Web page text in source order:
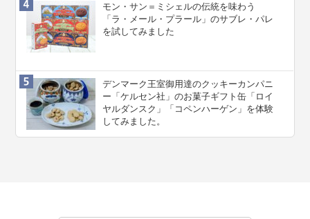
モン・サン＝ミシェルの伝統を味わう
「ラ・メール・プラール」のサブレ・パレ
を試してみました
デンマーク王室御用達のクッキーカンパニ
ー「ケルセン社」のお菓子ギフト缶「ロイ
ヤルダンスク」「コペンハーゲン」を体験
してみました。